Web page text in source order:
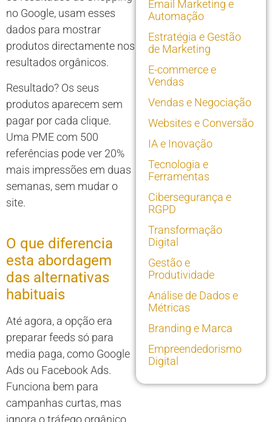
no Google, usam esses
dados para mostrar
produtos directamente nos
resultados orgânicos.
Resultado? Os seus
produtos aparecem sem
pagar por cada clique.
Uma PME com 500
referências pode ver 20%
mais impressões em duas
semanas, sem mudar o
site.
O que diferencia
esta abordagem
das alternativas
habituais
Até agora, a opção era
preparar feeds só para
media paga, como Google
Ads ou Facebook Ads.
Funciona bem para
campanhas curtas, mas
ignora o tráfego orgânico
Email Marketing e
Automação
Estratégia e Gestão
de Marketing
E-commerce e
Vendas
Vendas e Negociação
Websites e Conversão
IA e Inovação
Tecnologia e
Ferramentas
Cibersegurança e
RGPD
Transformação
Digital
Gestão e
Produtividade
Análise de Dados e
Métricas
Branding e Marca
Empreendedorismo
Digital